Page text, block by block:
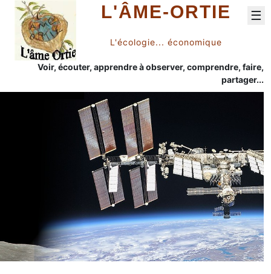
L'ÂME-ORTIE
L'écologie... économique
Voir, écouter, apprendre à observer, comprendre, faire,
partager...
☰